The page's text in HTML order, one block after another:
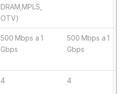
DRAM,MPLS,
OTV)
500 Mbps a 1
Gbps
500 Mbps a 1
Gbps
4 4